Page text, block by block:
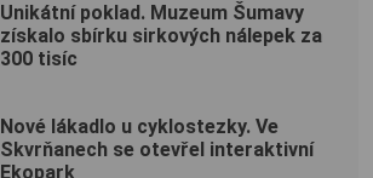
Unikátní poklad. Muzeum Šumavy
získalo sbírku sirkových nálepek za
300 tisíc
Nové lákadlo u cyklostezky. Ve
Skvrňanech se otevřel interaktivní
Ekopark